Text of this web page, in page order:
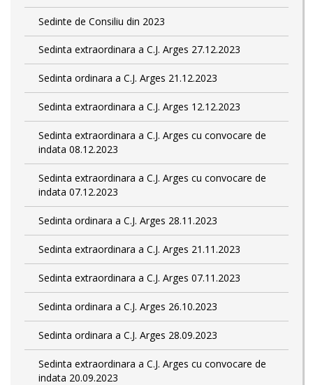
Sedinte de Consiliu din 2023
Sedinta extraordinara a C.J. Arges 27.12.2023
Sedinta ordinara a C.J. Arges 21.12.2023
Sedinta extraordinara a C.J. Arges 12.12.2023
Sedinta extraordinara a C.J. Arges cu convocare de
indata 08.12.2023
Sedinta extraordinara a C.J. Arges cu convocare de
indata 07.12.2023
Sedinta ordinara a C.J. Arges 28.11.2023
Sedinta extraordinara a C.J. Arges 21.11.2023
Sedinta extraordinara a C.J. Arges 07.11.2023
Sedinta ordinara a C.J. Arges 26.10.2023
Sedinta ordinara a C.J. Arges 28.09.2023
Sedinta extraordinara a C.J. Arges cu convocare de
indata 20.09.2023